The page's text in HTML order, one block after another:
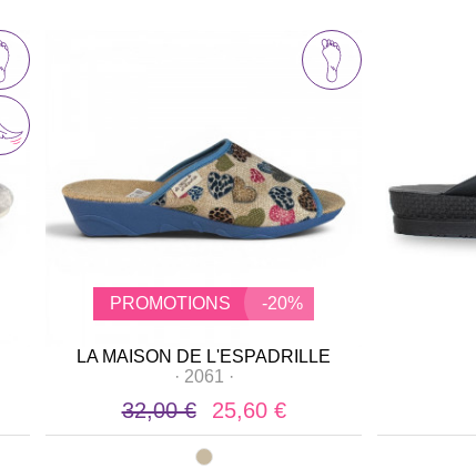
PROMOTIONS -20%
LA MAISON DE L'ESPADRILLE
· 2061 ·
32,00 € 25,60 €